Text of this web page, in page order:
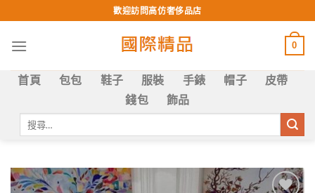
to
content
歡迎訪問高仿奢侈品店
0
首頁 包包 鞋子 服裝 手錶 帽子
皮帶
錢包
飾品
字: